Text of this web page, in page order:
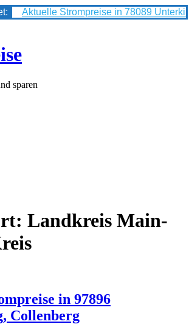
Aktuelle Strompreise in 78089
sparen
Landkreis Main-
in 97896
Collenberg